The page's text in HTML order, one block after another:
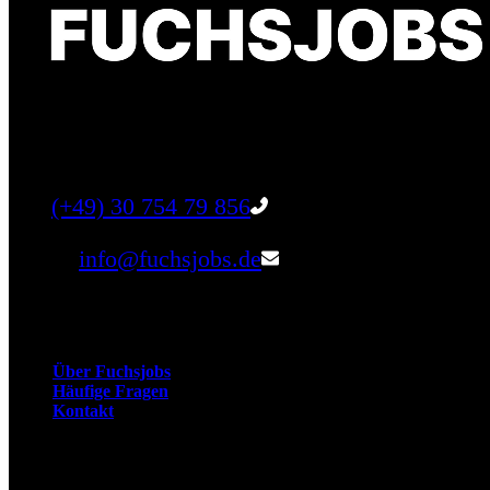
(+49) 30 754 79 856
info@fuchsjobs.de
Über Fuchsjobs
Häufige Fragen
Kontakt